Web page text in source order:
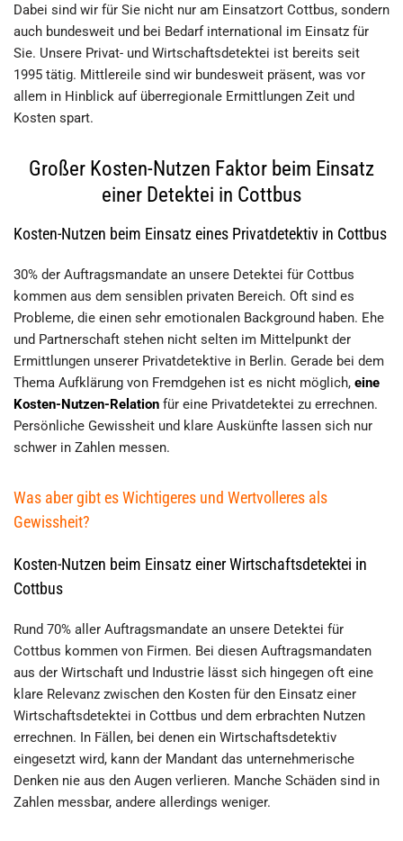
Dabei sind wir für Sie nicht nur am Einsatzort Cottbus, sondern
auch bundesweit und bei Bedarf international im Einsatz für
Sie. Unsere Privat- und Wirtschaftsdetektei ist bereits seit
1995 tätig. Mittlereile sind wir bundesweit präsent, was vor
allem in Hinblick auf überregionale Ermittlungen Zeit und
Kosten spart.
Großer Kosten-Nutzen Faktor beim Einsatz
einer Detektei in Cottbus
Kosten-Nutzen beim Einsatz eines Privatdetektiv in Cottbus
30% der Auftragsmandate an unsere Detektei für Cottbus
kommen aus dem sensiblen privaten Bereich. Oft sind es
Probleme, die einen sehr emotionalen Background haben. Ehe
und Partnerschaft stehen nicht selten im Mittelpunkt der
Ermittlungen unserer Privatdetektive in Berlin. Gerade bei dem
Thema Aufklärung von Fremdgehen ist es nicht möglich, eine
Kosten-Nutzen-Relation für eine Privatdetektei zu errechnen.
Persönliche Gewissheit und klare Auskünfte lassen sich nur
schwer in Zahlen messen.
Was aber gibt es Wichtigeres und Wertvolleres als
Gewissheit?
Kosten-Nutzen beim Einsatz einer Wirtschaftsdetektei in
Cottbus
Rund 70% aller Auftragsmandate an unsere Detektei für
Cottbus kommen von Firmen. Bei diesen Auftragsmandaten
aus der Wirtschaft und Industrie lässt sich hingegen oft eine
klare Relevanz zwischen den Kosten für den Einsatz einer
Wirtschaftsdetektei in Cottbus und dem erbrachten Nutzen
errechnen. In Fällen, bei denen ein Wirtschaftsdetektiv
eingesetzt wird, kann der Mandant das unternehmerische
Denken nie aus den Augen verlieren. Manche Schäden sind in
Zahlen messbar, andere allerdings weniger.